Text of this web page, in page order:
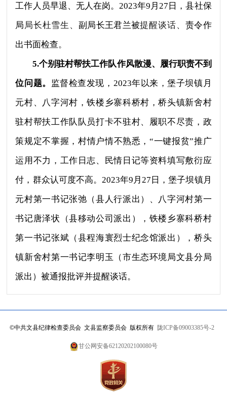
工作人员早退、无人在岗。2023年9月27日，县社保
局 局长杜雪生、副局长王君兰被提醒谈话、 责令作
出书面检查。
5.个别驻村帮扶工作队作风散漫、履行职责不到
位问题。
监督检查发现，2023年以来，堡子坝镇月
元村、八字河村，铁楼乡寨科桥村，桥头镇新舍村
驻村帮扶工作队队员打卡不驻村、履职不尽责，政
策规定不掌握，村情户情不熟悉，“一键报贫”推广
运用不力，工作日志、民情日记等资料填写敷衍应
付，群众认可度不高。2023年9月27日，堡子坝镇月
元村第一书记张弛（县人行派出）、八字河村第一
书记唐泽状（县移动公司派出），铁楼乡寨科桥村
第一书记张斌（县程海寰烈士纪念馆派出），桥头
镇新舍村第一书记李明玉（市生态环境局文县分局
派出）被通报批评并提醒谈话。
©中共文县纪律检查委员会 文县监察委员会 版权所有 陇ICP备09003385号-2
甘公网安备62120202100080号